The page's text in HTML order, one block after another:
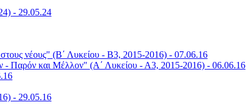
- 29.05.24
νέους" (Β΄ Λυκείου - Β3, 2015-2016) - 07.06.16
Παρόν και Μέλλον" (Α΄ Λυκείου - Α3, 2015-2016) - 06.06.16
- 29.05.16